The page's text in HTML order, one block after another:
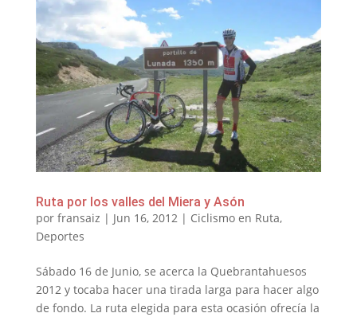
Ruta por los valles del Miera y Asón
por fransaiz | Jun 16, 2012| Ciclismo en Ruta,
Deportes
Sábado 16 de Junio, se acerca la Quebrantahuesos
2012 y tocaba hacer una tirada larga para hacer algo
de fondo. La ruta elegida para esta ocasión ofrecía la